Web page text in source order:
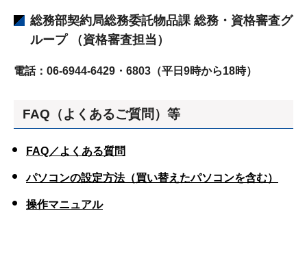
総務部契約局総務委託物品課 総務・資格審査グ
ループ （資格審査担当）
電話：06-6944-6429・6803（平日9時から18時）
FAQ （よくあるご質問）等
FAQ／よくある質問
パソコンの設定方法（買い替えたパソコンを含む）
操作マニュアル